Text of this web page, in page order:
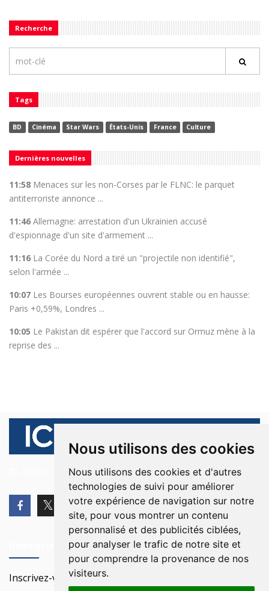
Nous utilisons des cookies
Nous utilisons des cookies et d'autres
technologies de suivi pour améliorer
votre expérience de navigation sur notre
site, pour vous montrer un contenu
personnalisé et des publicités ciblées,
pour analyser le trafic de notre site et
pour comprendre la provenance de nos
visiteurs.
Recherche
Tags
BD Cinéma Star Wars États-Unis France Culture
Dernières nouvelles
11:58 Menaces sur les non-Corses par le FLNC: le parquet
antiterroriste annonce ...
11:46 Allemagne: arrestation d'un Ukrainien accusé
d'espionnage d'un site d'armement ...
11:16 La Corée du Nord a tiré un "projectile non identifié",
selon l'armée ...
10:07 Les Bourses européennes ouvrent stable ou en hausse:
Paris +0,59%, Londres ...
10:05 Le Pakistan dit espérer que l'accord sur Ormuz mène à la
reprise des ...
© 2026 Ici Beyrouth. Tous les droits sont réservés.
Inscrivez-vous à notre Newsletter